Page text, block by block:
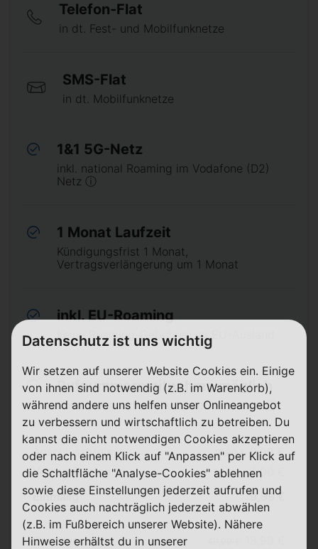
Telefon-Flat
in dt. Fest- und Mobilfunknetze
SMS-Flat
in dt. Mobilfunknetze
1&1 5G-Netz
inkl. national Roaming im Vodafone (D2)
Netz ⓘ
1 Monat Laufzeit
Kündigungsfrist 1 Monat,
Vertragsverlängerung um 1 Monat
inkl. EU-Roaming
Keine Roaming-Gebühren im EU-Ausland
Rufnummernmitnahme möglich
Von einem anderen Anbieter zu sim.de ⓘ
Anschlusspreis 19,99 € 9,99 €
Versandkosten
0,00 €
Einmalig
9,99 €
Grundgebühr
Datenschutz ist uns wichtig
Wir setzen auf unserer Website Cookies ein. Einige
von ihnen sind notwendig (z.B. im Warenkorb),
während andere uns helfen unser Onlineangebot
zu verbessern und wirtschaftlich zu betreiben. Du
kannst die nicht notwendigen Cookies akzeptieren
oder nach einem Klick auf "Anpassen" per Klick auf
die Schaltfläche "Analyse-Cookies" ablehnen
sowie diese Einstellungen jederzeit aufrufen und
Cookies auch nachträglich jederzeit abwählen
(z.B. im Fußbereich unserer Website). Nähere
Hinweise erhältst du in unserer